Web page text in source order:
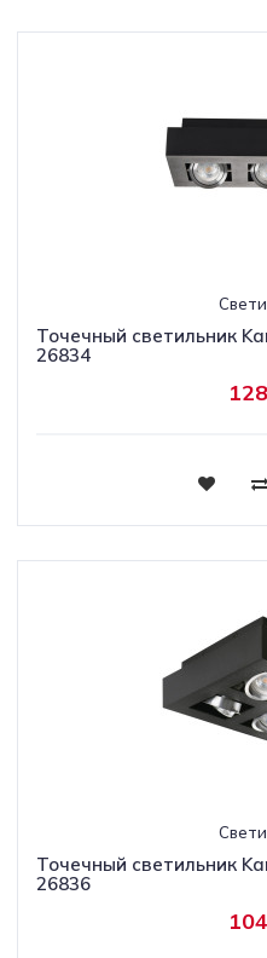
Точечный светильник
26834
Точечный светильник
26836